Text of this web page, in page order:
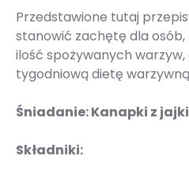
Przedstawione tutaj
stanowić zachętę dla
ilość spożywanych
tygodniową dietę
Śniadanie: Kanapki z
Składniki: